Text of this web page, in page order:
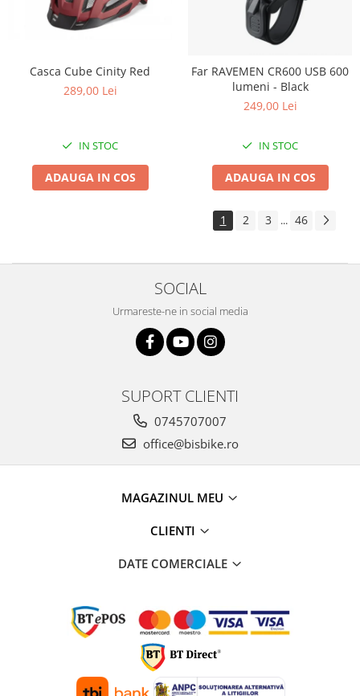
Casca Cube Cinity Red
289,00 Lei
IN STOC
ADAUGA IN COS
Far RAVEMEN CR600 USB 600
lumeni - Black
249,00 Lei
IN STOC
ADAUGA IN COS
1 2 3 ... 46
SOCIAL
Urmareste-ne in social media
SUPORT CLIENTI
0745707007
office@bisbike.ro
MAGAZINUL MEU
CLIENTI
DATE COMERCIALE